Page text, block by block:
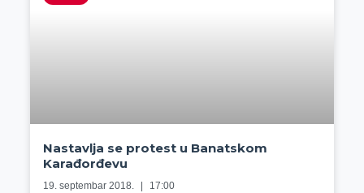
Nastavlja se protest u Banatskom
Karađorđevu
19. septembar 2018. 17:00